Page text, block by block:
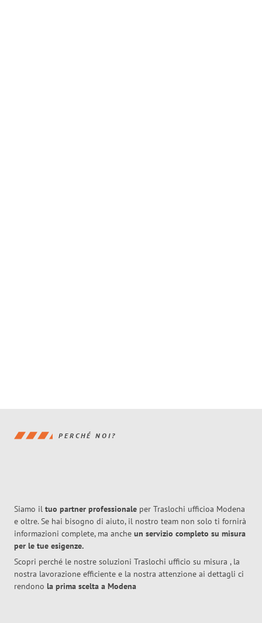
PERCHÉ NOI?
Siamo il tuo partner professionale per Traslochi ufficioa Modena
e oltre. Se hai bisogno di aiuto, il nostro team non solo ti fornirà
informazioni complete, ma anche un servizio completo su misura
per le tue esigenze.
Scopri perché le nostre soluzioni Traslochi ufficio su misura , la
nostra lavorazione efficiente e la nostra attenzione ai dettagli ci
rendono la prima scelta a Modena